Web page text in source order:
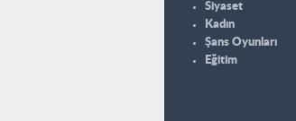
Siyaset
Kadın
Şans Oyunları
Eğitim